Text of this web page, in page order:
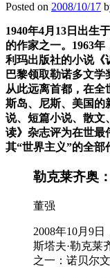
Posted on 2008/10/17
1940年4月13日出生
的作家之一。1963
利玛出版社的小说《
巴黎领取勒诺多文学
从此远离首都，在全
斯岛、尼斯、美国的
说、短篇小说、散文
读》杂志评为在世最
其“世界主义”的全部
勒克莱齐奥
董强
2008年10月9
斯塔夫·勒克莱
之一：诺贝尔文